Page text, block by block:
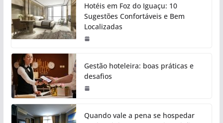
Hotéis em Foz do Iguaçu: 10
Sugestões Confortáveis e Bem
Localizadas
Gestão hoteleira: boas práticas e
desafios
Quando vale a pena se hospedar